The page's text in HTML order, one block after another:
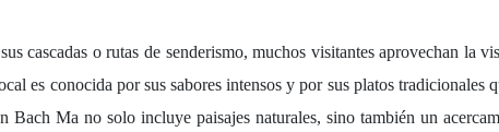
cascadas o rutas de senderismo, muchos visitantes aprovechan la
es conocida por sus sabores intensos y por sus platos tradicionales
Bach Ma no solo incluye paisajes naturales, sino también un